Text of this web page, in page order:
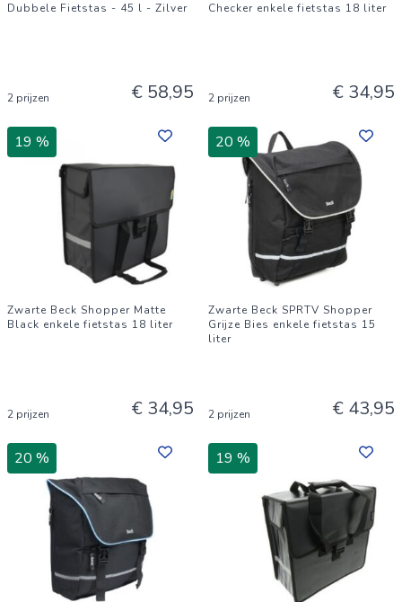
Dubbele Fietstas - 45 l - Zilver
2 prijzen € 58,95
Checker enkele fietstas 18 liter
2 prijzen € 34,95
19 %
Zwarte Beck Shopper Matte
Black enkele fietstas 18 liter
2 prijzen € 34,95
20 %
Zwarte Beck SPRTV Shopper
Grijze Bies enkele fietstas 15
liter
2 prijzen € 43,95
20 % 19 %